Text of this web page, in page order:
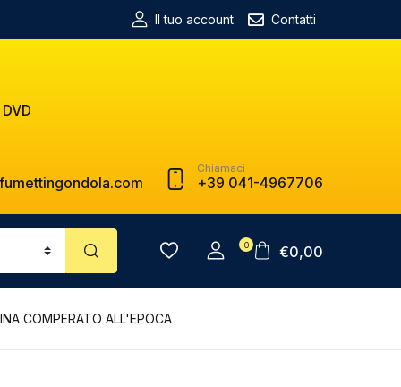
Il tuo account Contatti
Chiamaci
+39 041-4967706
0 €0,00
COMPERATO ALL'EPOCA